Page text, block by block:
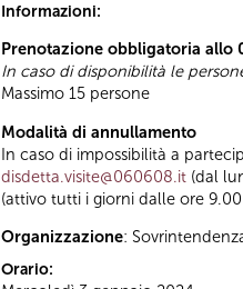
Informazioni:
Prenotazione obbligatoria allo
In caso di disponibilità le
Massimo 15 persone
Modalità di annullamento
In caso di impossibilità a
disdetta.visite@060608.it (dal
(attivo tutti i giorni dalle ore
Organizzazione:
Orario: